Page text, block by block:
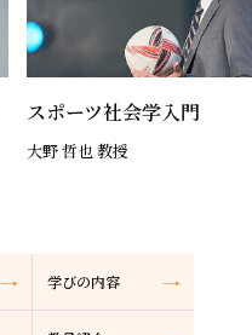
スポーツ社会学入門
大野 哲也 教授
学びの内容